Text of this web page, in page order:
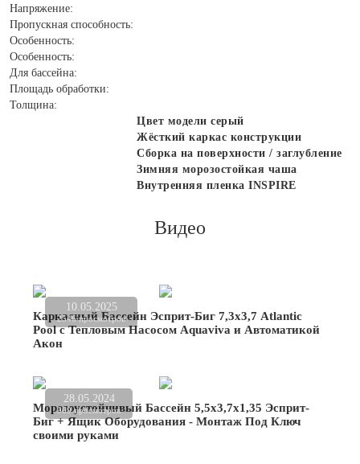
Напряжение:
Пропускная способность:
Особенность:
Особенность:
Для бассейна:
Площадь обработки:
Толщина:
Цвет модели серый
Жёсткий каркас конструкции
Сборка на поверхности / заглубление
Зимняя морозостойкая чаша
Внутренняя пленка INSPIRE
Видео
10.05.2025
2546 просмотров
Каркасный Бассейн Эсприт-Биг 7,3х3,7 Atlantic
Pool с Тепловым Насосом Aquaviva и Автоматикой
Акон
28.05.2024
909 просмотров
Морозоустойчивый Бассейн 5,5х3,7х1,35 Эсприт-
Биг + Ящик Оборудования - Монтаж Под Ключ
своими руками